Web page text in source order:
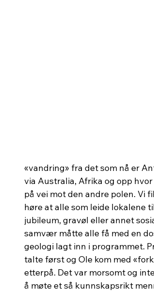
«vandring» fra det som nå er
via Australia, Afrika og opp hvor
på vei mot den andre polen. Vi
høre at alle som leide lokalene
jubileum, gravøl eller annet
samvær måtte alle få med en
geologi lagt inn i programmet.
talte først og Ole kom med
etterpå. Det var morsomt og
å møte et så kunnskapsrikt